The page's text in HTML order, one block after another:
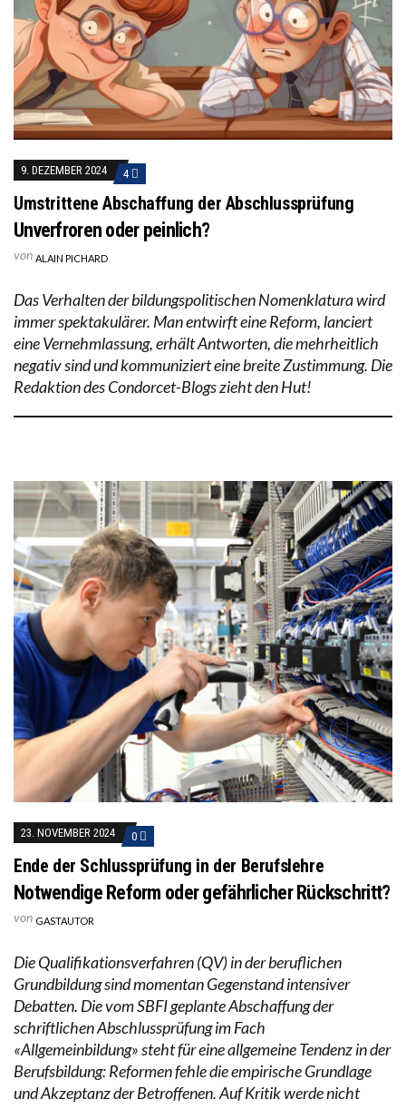
9. DEZEMBER 2024 4
Umstrittene Abschaffung der Abschlussprüfung
Unverfroren oder peinlich?
von ALAIN PICHARD
Das Verhalten der bildungspolitischen Nomenklatura wird
immer spektakulärer. Man entwirft eine Reform, lanciert
eine Vernehmlassung, erhält Antworten, die mehrheitlich
negativ sind und kommuniziert eine breite Zustimmung. Die
Redaktion des Condorcet-Blogs zieht den Hut!
23. NOVEMBER 2024 0
Ende der Schlussprüfung in der Berufslehre
Notwendige Reform oder gefährlicher Rückschritt?
von GASTAUTOR
Die Qualifikationsverfahren (QV) in der beruflichen
Grundbildung sind momentan Gegenstand intensiver
Debatten. Die vom SBFI geplante Abschaffung der
schriftlichen Abschlussprüfung im Fach
«Allgemeinbildung» steht für eine allgemeine Tendenz in der
Berufsbildung: Reformen fehle die empirische Grundlage
und Akzeptanz der Betroffenen. Auf Kritik werde nicht